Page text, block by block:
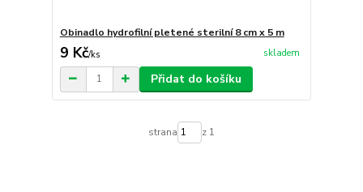
Obinadlo hydrofilní pletené sterilní 8 cm x 5 m
9 Kč/ks skladem
Přidat do košíku
strana z 1